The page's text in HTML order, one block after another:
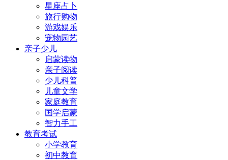
星座占卜
旅行购物
游戏娱乐
宠物园艺
亲子少儿
启蒙读物
亲子阅读
少儿科普
儿童文学
家庭教育
国学启蒙
智力手工
教育考试
小学教育
初中教育